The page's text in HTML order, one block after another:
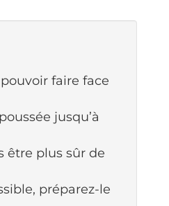
faire face
jusqu’à
être plus sûr de
préparez-le